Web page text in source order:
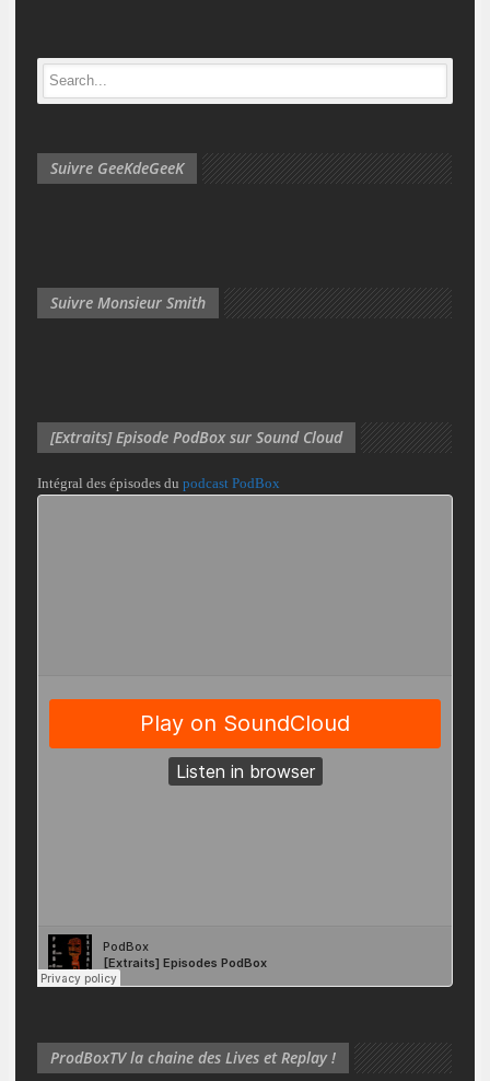
Suivre GeeKdeGeeK
Suivre Monsieur Smith
[Extraits] Episode PodBox sur Sound Cloud
Intégral des épisodes du podcast PodBox
ProdBoxTV la chaine des Lives et Replay !